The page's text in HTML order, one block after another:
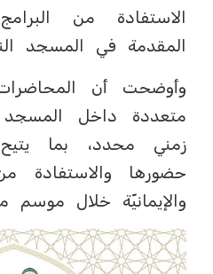
الاستفادة من البرامج
المقدمة في المسجد
وأوضحت أن
متعددة داخل
زمني محدد، بما يتيح
حضورها والاستفادة
والإيمانيّة خلال موسم